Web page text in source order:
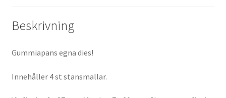
Beskrivning
Gummiapans egna dies!
Innehåller 4 st stansmallar.